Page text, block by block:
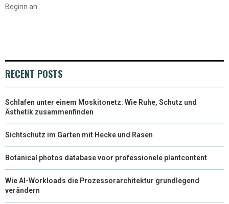
Beginn an...
RECENT POSTS
Schlafen unter einem Moskitonetz: Wie Ruhe, Schutz und
Ästhetik zusammenfinden
Sichtschutz im Garten mit Hecke und Rasen
Botanical photos database voor professionele plantcontent
Wie AI-Workloads die Prozessorarchitektur grundlegend
verändern